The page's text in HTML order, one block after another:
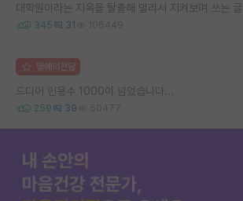
대학원이라는 지옥을 탈출해 멀리서 지켜보며 쓰는 글
345 31 106449
명예의전당
드디어 인용수 1000이 넘었습니다...
259 39 50477